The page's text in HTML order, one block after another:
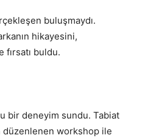
buluşmaydı.
hikayesini,
buldu.
bir deneyim sundu. Tabiat
düzenlenen workshop ile